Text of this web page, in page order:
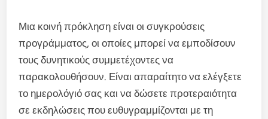
Μια κοινή πρόκληση είναι οι συγκρούσεις
προγράμματος, οι οποίες μπορεί να εμποδίσουν
τους δυνητικούς συμμετέχοντες να
παρακολουθήσουν. Είναι απαραίτητο να ελέγξετε
το ημερολόγιό σας και να δώσετε προτεραιότητα
σε εκδηλώσεις που ευθυγραμμίζονται με τη